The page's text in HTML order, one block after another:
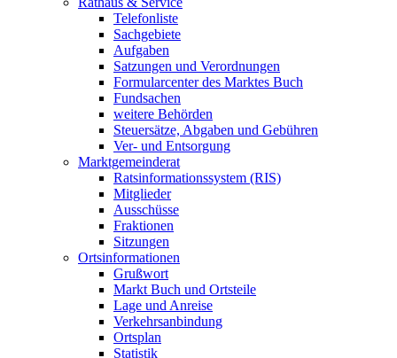
Telefonliste
Sachgebiete
Aufgaben
Satzungen und Verordnungen
Formularcenter des Marktes Buch
Fundsachen
weitere Behörden
Steuersätze, Abgaben und Gebühren
Ver- und Entsorgung
Marktgemeinderat
Ratsinformationssystem (RIS)
Mitglieder
Ausschüsse
Fraktionen
Sitzungen
Ortsinformationen
Grußwort
Markt Buch und Ortsteile
Lage und Anreise
Verkehrsanbindung
Ortsplan
Statistik